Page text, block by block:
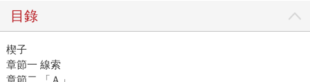
目錄
楔子
章節一 線索
章節二 「Ａ」